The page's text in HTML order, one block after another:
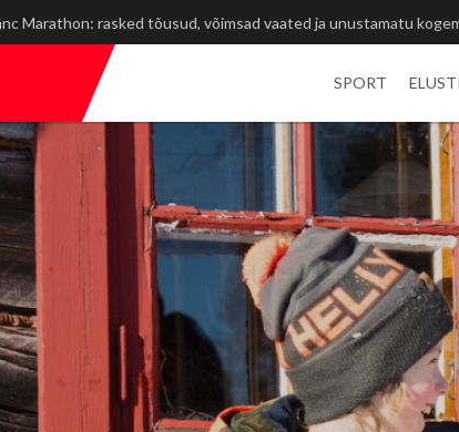
kokkuvõte: WRC Delfi Rally Estonia ja tiitlivõistluste medalid
SPORT